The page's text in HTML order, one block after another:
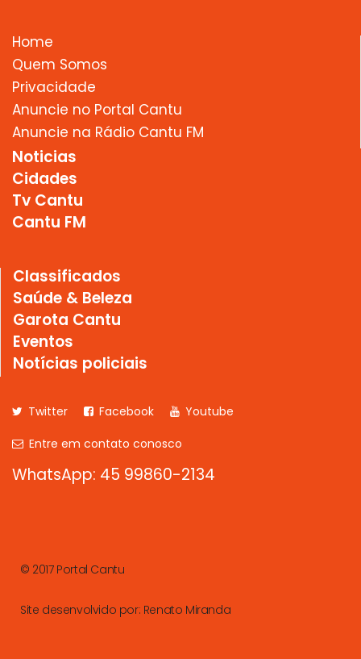
Home
Quem Somos
Privacidade
Anuncie no Portal Cantu
Anuncie na Rádio Cantu FM
Noticias
Cidades
Tv Cantu
Cantu FM
Classificados
Saúde & Beleza
Garota Cantu
Eventos
Notícias policiais
Twitter Facebook
Youtube
Entre em contato conosco
WhatsApp: 45 99860-2134
© 2017 Portal Cantu
Site desenvolvido por: Renato Miranda